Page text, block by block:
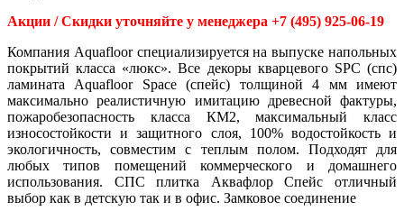
Акции / Скидки уточняйте у менеджера +7 (495) 925-06-19
Компания Aquafloor специализируется на выпуске напольных
покрытий класса «люкс». Все декоры кварцевого SPC (спс)
ламината Aquafloor Space (спейс) толщиной 4 мм имеют
максимально реалистичную имитацию древесной фактуры,
пожаробезопасность класса КМ2, максимальный класс
износостойкости и защитного слоя, 100% водостойкость и
экологичность, совместим с теплым полом. Подходят для
любых типов помещений коммерческого и домашнего
использования. СПС плитка Аквафлор Спейс отличный
выбор как в детскую так и в офис. Замковое соединение